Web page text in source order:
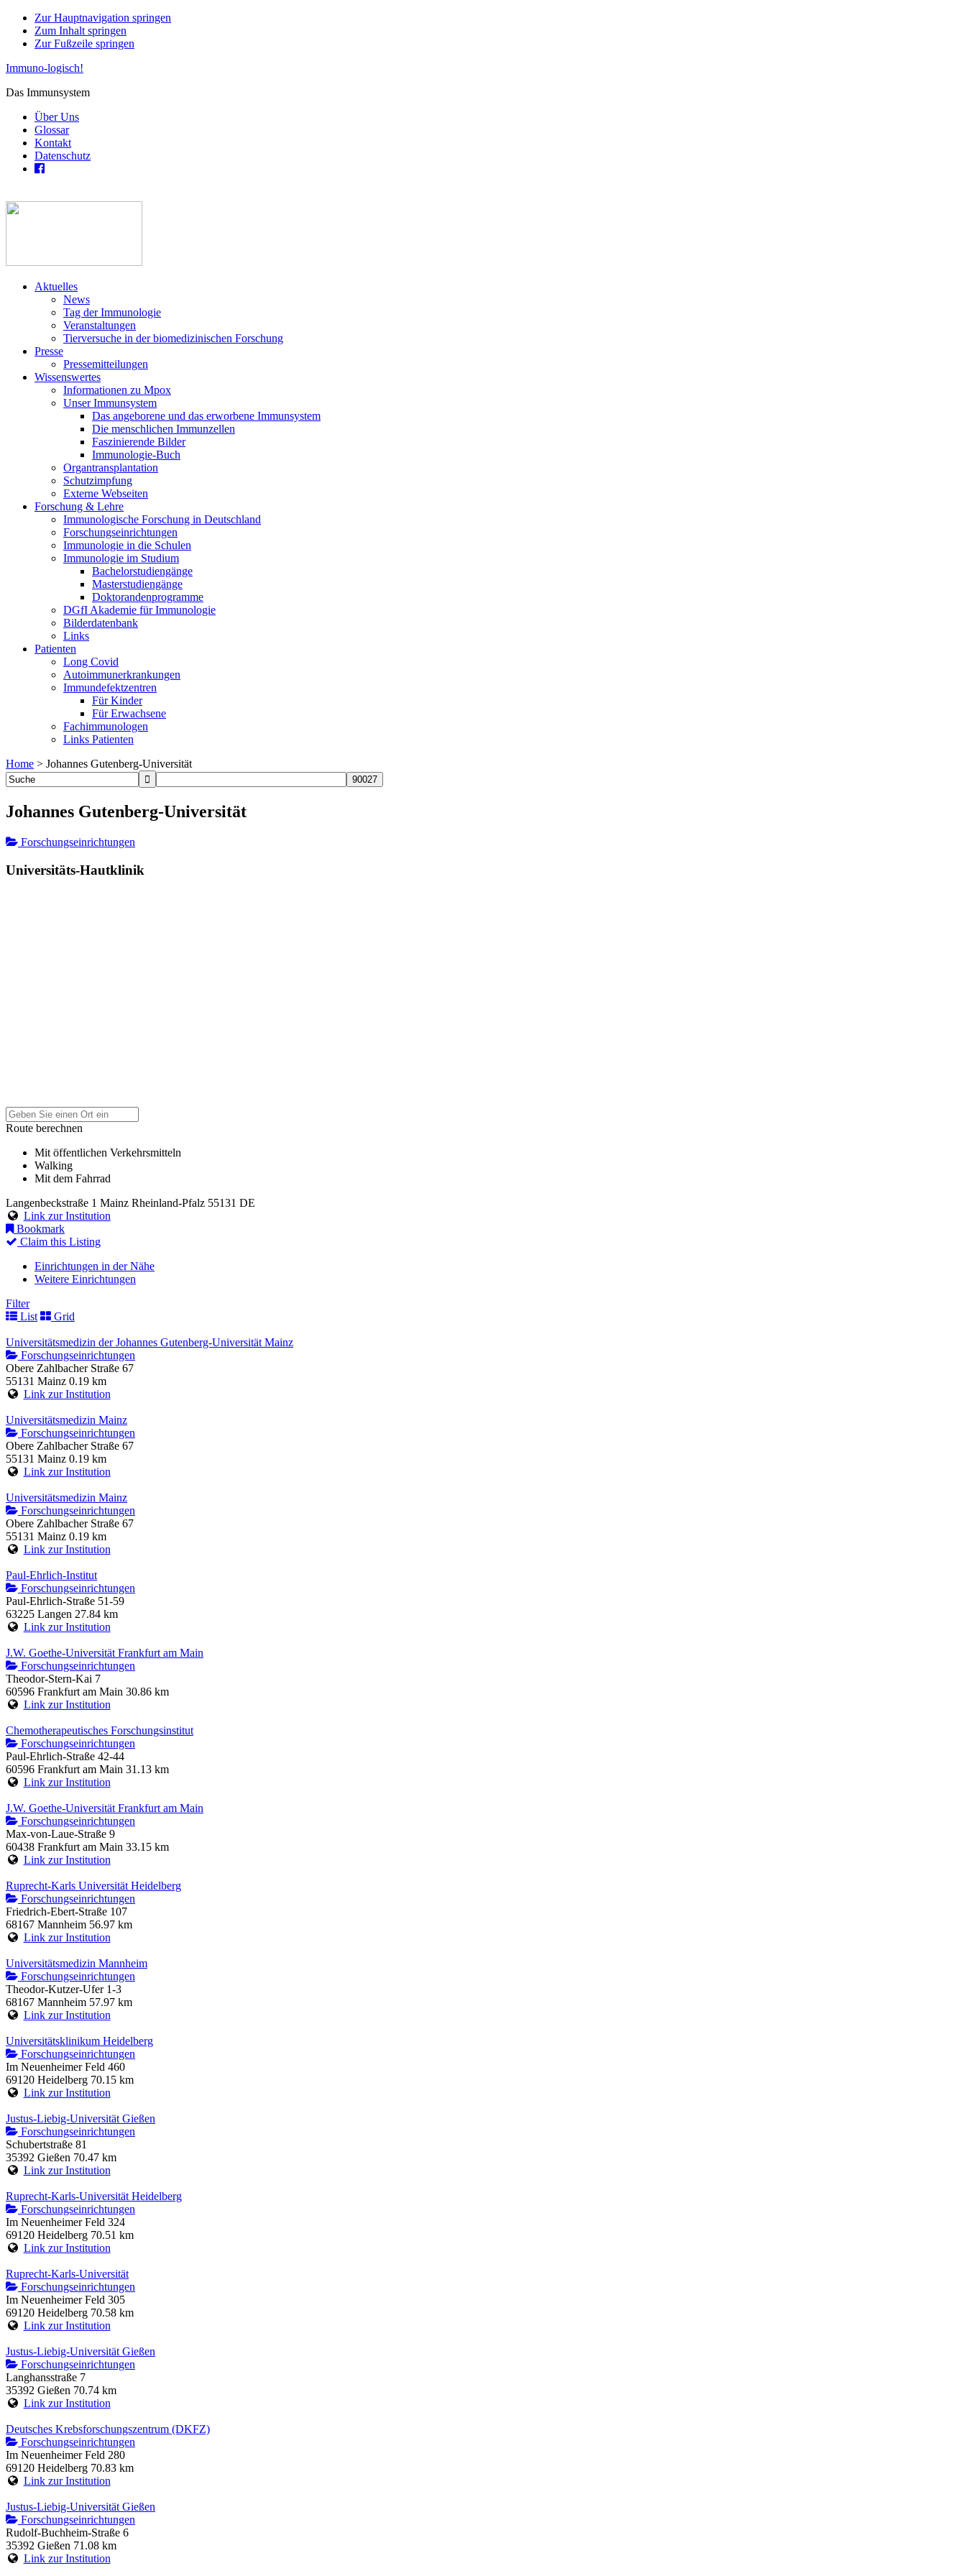
Zur Hauptnavigation springen
Zum Inhalt springen
Zur Fußzeile springen
Immuno-logisch!
Das Immunsystem
Über Uns
Glossar
Kontakt
Datenschutz
Aktuelles
News
Tag der Immunologie
Veranstaltungen
Tierversuche in der biomedizinischen Forschung
Presse
Pressemitteilungen
Wissenswertes
Informationen zu Mpox
Unser Immunsystem
Das angeborene und das erworbene Immunsystem
Die menschlichen Immunzellen
Faszinierende Bilder
Immunologie-Buch
Organtransplantation
Schutzimpfung
Externe Webseiten
Forschung & Lehre
Immunologische Forschung in Deutschland
Forschungseinrichtungen
Immunologie in die Schulen
Immunologie im Studium
Bachelorstudiengänge
Masterstudiengänge
Doktorandenprogramme
DGfI Akademie für Immunologie
Bilderdatenbank
Links
Patienten
Long Covid
Autoimmunerkrankungen
Immundefektzentren
Für Kinder
Für Erwachsene
Fachimmunologen
Links Patienten
Home > Johannes Gutenberg-Universität
Johannes Gutenberg-Universität
Forschungseinrichtungen
Universitäts-Hautklinik
Route berechnen
Mit öffentlichen Verkehrsmitteln
Walking
Mit dem Fahrrad
Langenbeckstraße 1 Mainz Rheinland-Pfalz 55131 DE
Link zur Institution
Bookmark
Claim this Listing
Einrichtungen in der Nähe
Weitere Einrichtungen
Filter
List
Grid
Universitätsmedizin der Johannes Gutenberg-Universität Mainz
Forschungseinrichtungen
Obere Zahlbacher Straße 67
55131 Mainz 0.19 km
Link zur Institution
Universitätsmedizin Mainz
Forschungseinrichtungen
Obere Zahlbacher Straße 67
55131 Mainz 0.19 km
Link zur Institution
Universitätsmedizin Mainz
Forschungseinrichtungen
Obere Zahlbacher Straße 67
55131 Mainz 0.19 km
Link zur Institution
Paul-Ehrlich-Institut
Forschungseinrichtungen
Paul-Ehrlich-Straße 51-59
63225 Langen 27.84 km
Link zur Institution
J.W. Goethe-Universität Frankfurt am Main
Forschungseinrichtungen
Theodor-Stern-Kai 7
60596 Frankfurt am Main 30.86 km
Link zur Institution
Chemotherapeutisches Forschungsinstitut
Forschungseinrichtungen
Paul-Ehrlich-Straße 42-44
60596 Frankfurt am Main 31.13 km
Link zur Institution
J.W. Goethe-Universität Frankfurt am Main
Forschungseinrichtungen
Max-von-Laue-Straße 9
60438 Frankfurt am Main 33.15 km
Link zur Institution
Ruprecht-Karls Universität Heidelberg
Forschungseinrichtungen
Friedrich-Ebert-Straße 107
68167 Mannheim 56.97 km
Link zur Institution
Universitätsmedizin Mannheim
Forschungseinrichtungen
Theodor-Kutzer-Ufer 1-3
68167 Mannheim 57.97 km
Link zur Institution
Universitätsklinikum Heidelberg
Forschungseinrichtungen
Im Neuenheimer Feld 460
69120 Heidelberg 70.15 km
Link zur Institution
Justus-Liebig-Universität Gießen
Forschungseinrichtungen
Schubertstraße 81
35392 Gießen 70.47 km
Link zur Institution
Ruprecht-Karls-Universität Heidelberg
Forschungseinrichtungen
Im Neuenheimer Feld 324
69120 Heidelberg 70.51 km
Link zur Institution
Ruprecht-Karls-Universität
Forschungseinrichtungen
Im Neuenheimer Feld 305
69120 Heidelberg 70.58 km
Link zur Institution
Justus-Liebig-Universität Gießen
Forschungseinrichtungen
Langhansstraße 7
35392 Gießen 70.74 km
Link zur Institution
Deutsches Krebsforschungszentrum (DKFZ)
Forschungseinrichtungen
Im Neuenheimer Feld 280
69120 Heidelberg 70.83 km
Link zur Institution
Justus-Liebig-Universität Gießen
Forschungseinrichtungen
Rudolf-Buchheim-Straße 6
35392 Gießen 71.08 km
Link zur Institution